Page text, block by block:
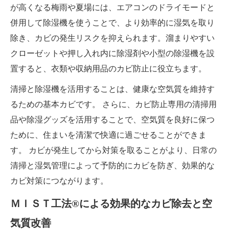
が高くなる梅雨や夏場には、エアコンのドライモードと
併用して除湿機を使うことで、より効率的に湿気を取り
除き、カビの発生リスクを抑えられます。溜まりやすい
クローゼットや押し入れ内に除湿剤や小型の除湿機を設
置すると、衣類や収納用品のカビ防止に役立ちます。
清掃と除湿機を活用することは、健康な空気質を維持す
るための基本カビです。 さらに、カビ防止専用の清掃用
品や除湿グッズを活用することで、空気質を良好に保つ
ために、住まいを清潔で快適に過ごせることができま
す。 カビが発生してから対策を取ることがより、日常の
清掃と湿気管理によって予防的にカビを防ぎ、効果的な
カビ対策につながります。
ＭＩＳＴ工法®による効果的なカビ除去と空
気質改善